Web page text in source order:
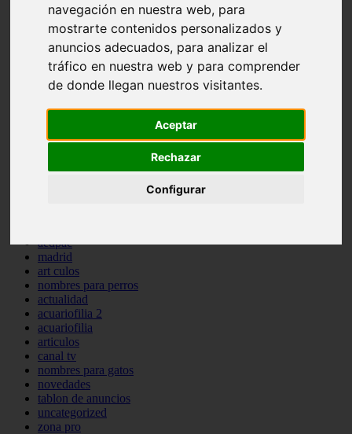
navegación en nuestra web, para
mostrarte contenidos personalizados y
anuncios adecuados, para analizar el
tráfico en nuestra web y para comprender
de donde llegan nuestros visitantes.
Aceptar
Rechazar
Configurar
snacks
acuario
iberzoo propet
comercios
estanques
viajar
cr a
especies invasoras
agua
aedpac
madrid
art culos
nombres para perros
actualidad
acuariofilia 2
acuariofilia
articulos
canal tv
nombres para gatos
novedades
tablon de anuncios
uncategorized
zona pro